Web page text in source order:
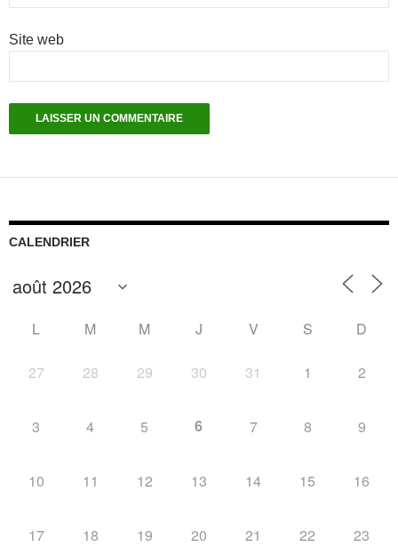
Site web
CALENDRIER
L M M J V S D
27 28 29 30 31 1 2
3 4 5 6 7 8 9
10 11 12 13 14 15 16
17 18 19 20 21 22 23